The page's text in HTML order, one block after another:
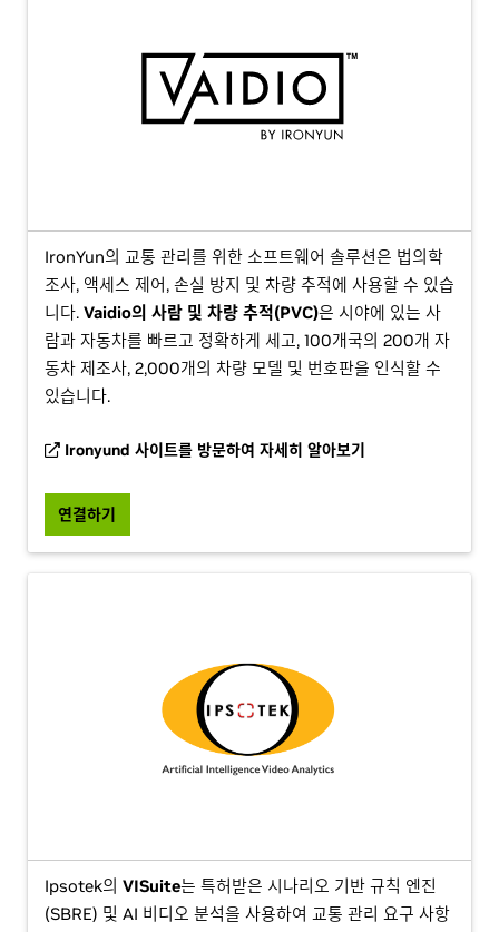
IronYun의 교통 관리를 위한 소프트웨어 솔루션은 법의학
조사, 액세스 제어, 손실 방지 및 차량 추적에 사용할 수 있습
니다. Vaidio의 사람 및 차량 추적(PVC)은 시야에 있는 사
람과 자동차를 빠르고 정확하게 세고, 100개국의 200개 자
동차 제조사, 2,000개의 차량 모델 및 번호판을 인식할 수
있습니다.
Ironyund 사이트를 방문하여 자세히 알아보기
연결하기
Ipsotek의 VISuite는 특허받은 시나리오 기반 규칙 엔진
(SBRE) 및 AI 비디오 분석을 사용하여 교통 관리 요구 사항